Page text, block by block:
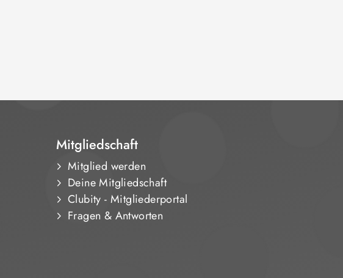
Mitgliedschaft
Mitglied werden
Deine Mitgliedschaft
Clubity - Mitgliederportal
Fragen & Antworten